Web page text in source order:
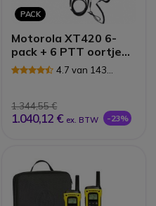
PACK
Motorola XT420 6-
pack + 6 PTT oortjes
& draagkoffer
4.7 van 143
1.344,55 €
1.040,12 € ex. BTW -23%